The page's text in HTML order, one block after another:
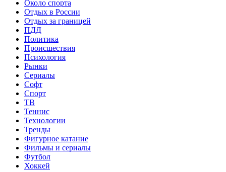
Около спорта
Отдых в России
Отдых за границей
ПДД
Политика
Происшествия
Психология
Рынки
Сериалы
Софт
Спорт
ТВ
Теннис
Технологии
Тренды
Фигурное катание
Фильмы и сериалы
Футбол
Хоккей